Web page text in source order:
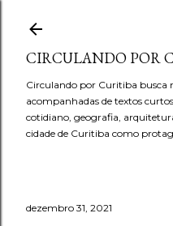
CIRCULANDO POR
Circulando por Curitiba busca
acompanhadas de textos
cotidiano, geografia,
cidade de Curitiba como
dezembro 31, 2021